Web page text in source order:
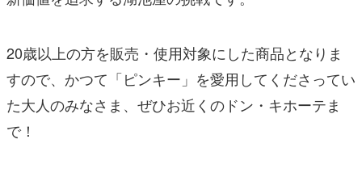
20歳以上の方を販売・使用対象にした商品となりま
すので、かつて「ピンキー」を愛用してくださってい
た大人のみなさま、ぜひお近くのドン・キホーテま
で！